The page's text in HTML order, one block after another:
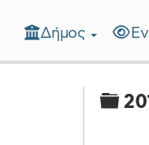
Ιστοσελίδα
Δήμος